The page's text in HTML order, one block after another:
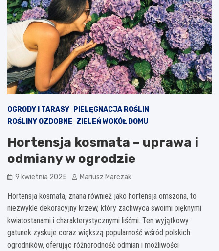
OGRODY I TARASY
PIELĘGNACJA ROŚLIN
ROŚLINY OZDOBNE ZIELEŃ WOKÓŁ DOMU
Hortensja kosmata – uprawa i
odmiany w ogrodzie
9 kwietnia 2025 Mariusz Marczak
Hortensja kosmata, znana również jako hortensja omszona, to
niezwykle dekoracyjny krzew, który zachwyca swoimi pięknymi
kwiatostanami i charakterystycznymi liśćmi. Ten wyjątkowy
gatunek zyskuje coraz większą popularność wśród polskich
ogrodników, oferując różnorodność odmian i możliwości